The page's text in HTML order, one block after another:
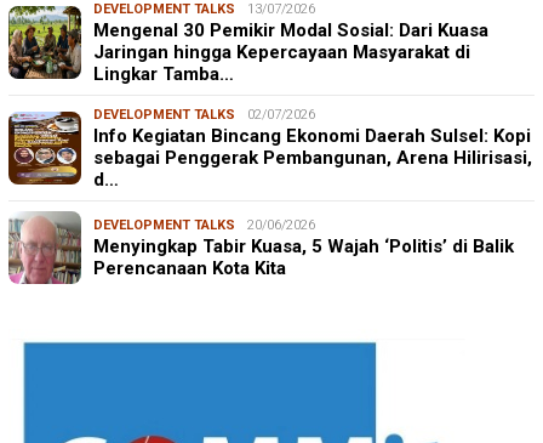
DEVELOPMENT TALKS 13/07/2026
Mengenal 30 Pemikir Modal Sosial: Dari Kuasa
Jaringan hingga Kepercayaan Masyarakat di
Lingkar Tamba…
DEVELOPMENT TALKS 02/07/2026
Info Kegiatan Bincang Ekonomi Daerah Sulsel: Kopi
sebagai Penggerak Pembangunan, Arena Hilirisasi,
d…
DEVELOPMENT TALKS 20/06/2026
Menyingkap Tabir Kuasa, 5 Wajah ‘Politis’ di Balik
Perencanaan Kota Kita